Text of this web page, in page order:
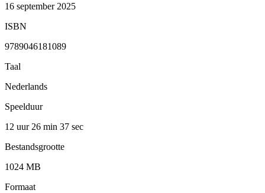
16 september 2025
ISBN
9789046181089
Taal
Nederlands
Speelduur
12 uur 26 min 37 sec
Bestandsgrootte
1024 MB
Formaat